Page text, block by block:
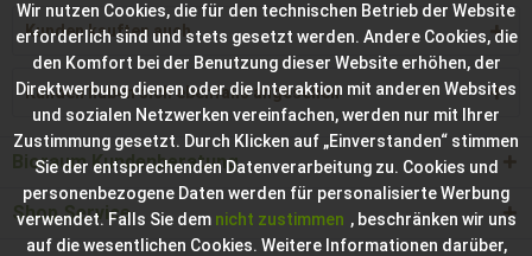
Kunden kauften auch
Kunden haben sich ebenfalls angesehen
Bioraum Kundenberatung
Shop Service
Wir nutzen Cookies, die für den technischen Betrieb der Website
erforderlich sind und stets gesetzt werden. Andere Cookies, die
den Komfort bei der Benutzung dieser Website erhöhen, der
Direktwerbung dienen oder die Interaktion mit anderen Websites
und sozialen Netzwerken vereinfachen, werden nur mit Ihrer
Zustimmung gesetzt. Durch Klicken auf „Einverstanden“ stimmen
Sie der entsprechenden Datenverarbeitung zu. Cookies und
personenbezogene Daten werden für personalisierte Werbung
verwendet. Falls Sie dem nicht zustimmen , beschränken wir uns
auf die wesentlichen Cookies. Weitere Informationen darüber,